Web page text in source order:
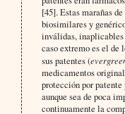
[45]. Estas marañas
biosimilares y
inválidas,
caso extremo es el de
sus patentes (
medicamentos
protección por patente
aunque sea de poca
continuamente la